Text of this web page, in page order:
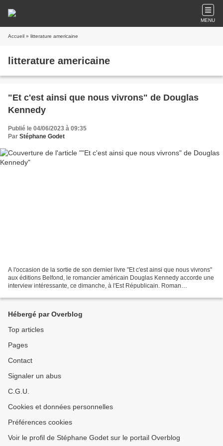
MENU
Accueil » litterature americaine
litterature americaine
"Et c'est ainsi que nous vivrons" de Douglas
Kennedy
Publié le 04/06/2023 à 09:35
Par Stéphane Godet
A l'occasion de la sortie de son dernier livre "Et c'est ainsi que nous vivrons"
aux éditions Belfond, le romancier américain Douglas Kennedy accorde une
interview intéressante, ce dimanche, à l'Est Républicain. Roman
Hébergé par Overblog
Top articles
Pages
Contact
Signaler un abus
C.G.U.
Cookies et données personnelles
Préférences cookies
Voir le profil de Stéphane Godet sur le portail Overblog